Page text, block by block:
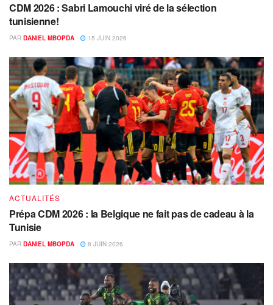
CDM 2026 : Sabri Lamouchi viré de la sélection
tunisienne!
PAR DANIEL MBOPDA 15 JUIN 2026
ACTUALITÉS
Prépa CDM 2026 : la Belgique ne fait pas de cadeau à la
Tunisie
PAR DANIEL MBOPDA 8 JUIN 2026